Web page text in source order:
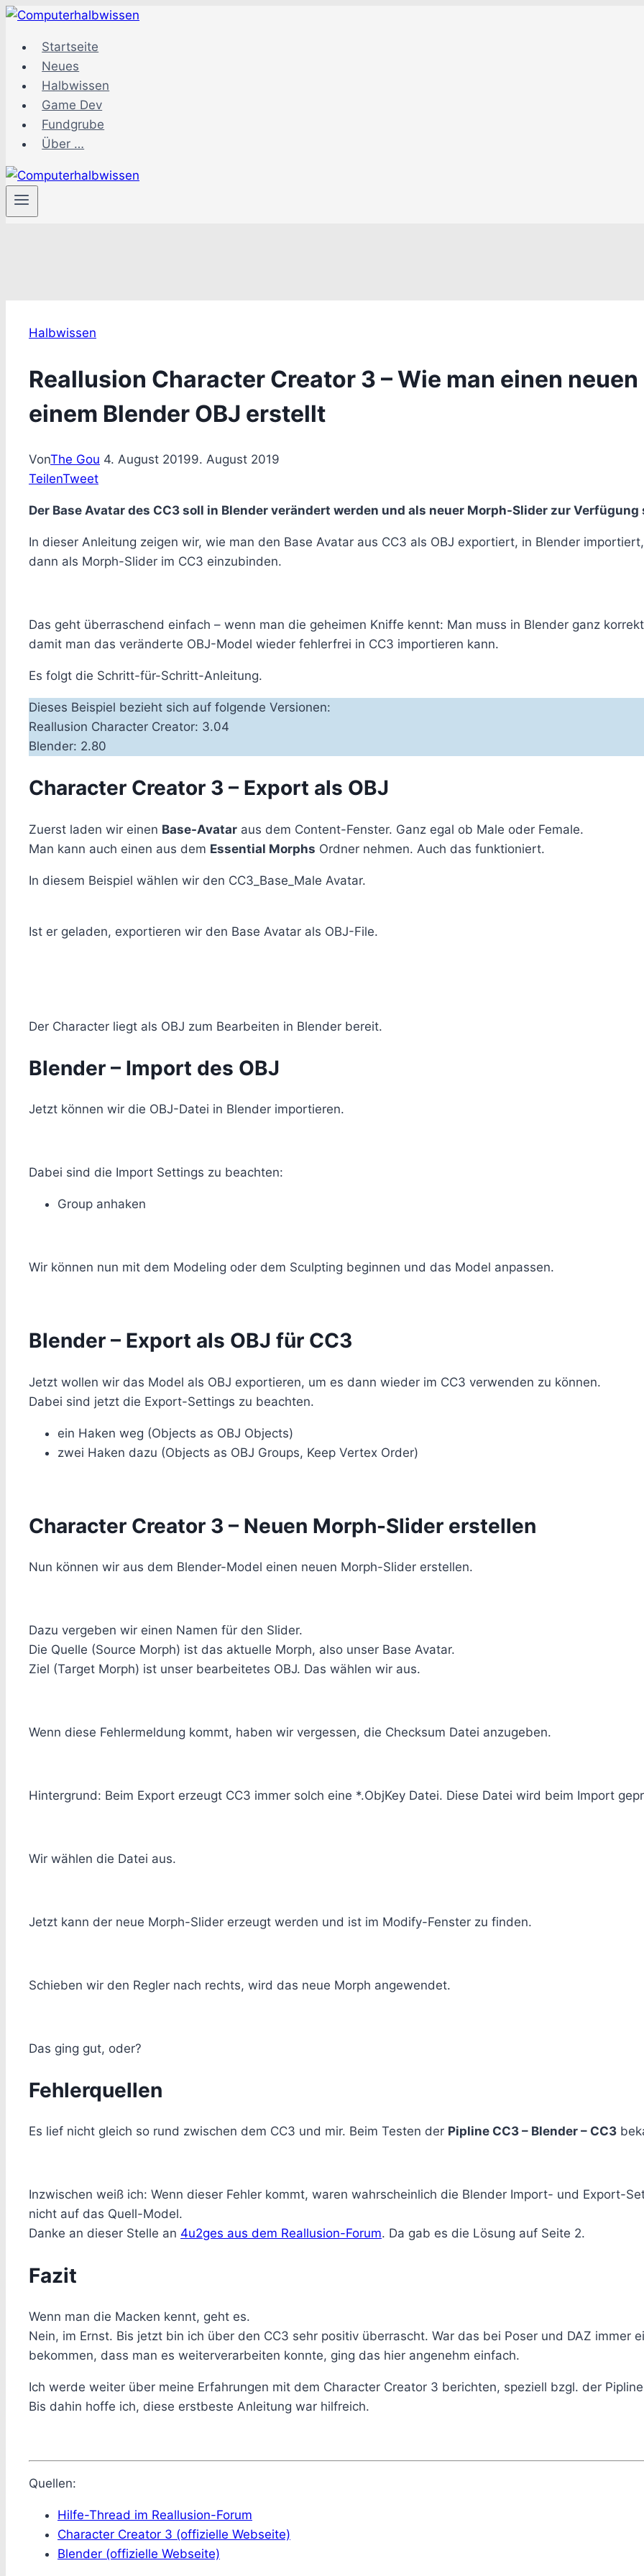
Zum
springenStartseite
Neues
Halbwissen
Game Dev
Fundgrube
Über …
Halbwissen
Reallusion Character Creator 3 – Wie man einen
einem Blender OBJ erstellt
VonThe Gou 4. August 20199. August 2019
TeilenTweet
Der Base Avatar des CC3 soll in Blender verändert werden und als neuer Morph-Slider zur
In dieser Anleitung zeigen wir, wie man den Base Avatar aus CC3 als OBJ exportiert, in Blender
dann als Morph-Slider im CC3 einzubinden.
Das geht überraschend einfach – wenn man die geheimen Kniffe kennt: Man muss in Blender ganz
damit man das veränderte OBJ-Model wieder fehlerfrei in CC3 importieren kann.
Es folgt die Schritt-für-Schritt-Anleitung.
Dieses Beispiel bezieht sich auf folgende Versionen:
Reallusion Character Creator: 3.04
Blender: 2.80
Character Creator 3 – Export als OBJ
Zuerst laden wir einen Base-Avatar aus dem Content-Fenster. Ganz egal ob Male oder Female.
Man kann auch einen aus dem Essential Morphs Ordner nehmen. Auch das funktioniert.
In diesem Beispiel wählen wir den CC3_Base_Male Avatar.
Ist er geladen, exportieren wir den Base Avatar als OBJ-File.
Der Character liegt als OBJ zum Bearbeiten in Blender bereit.
Blender – Import des OBJ
Jetzt können wir die OBJ-Datei in Blender importieren.
Dabei sind die Import Settings zu beachten:
Group anhaken
Wir können nun mit dem Modeling oder dem Sculpting beginnen und das Model anpassen.
Blender – Export als OBJ für CC3
Jetzt wollen wir das Model als OBJ exportieren, um es dann wieder im CC3 verwenden zu können.
Dabei sind jetzt die Export-Settings zu beachten.
ein Haken weg (Objects as OBJ Objects)
zwei Haken dazu (Objects as OBJ Groups, Keep Vertex Order)
Character Creator 3 – Neuen Morph-Slider erstellen
Nun können wir aus dem Blender-Model einen neuen Morph-Slider erstellen.
Dazu vergeben wir einen Namen für den Slider.
Die Quelle (Source Morph) ist das aktuelle Morph, also unser Base Avatar.
Ziel (Target Morph) ist unser bearbeitetes OBJ. Das wählen wir aus.
Wenn diese Fehlermeldung kommt, haben wir vergessen, die Checksum Datei anzugeben.
Hintergrund: Beim Export erzeugt CC3 immer solch eine *.ObjKey Datei. Diese Datei wird beim Import
Wir wählen die Datei aus.
Jetzt kann der neue Morph-Slider erzeugt werden und ist im Modify-Fenster zu finden.
Schieben wir den Regler nach rechts, wird das neue Morph angewendet.
Das ging gut, oder?
Fehlerquellen
Es lief nicht gleich so rund zwischen dem CC3 und mir. Beim Testen der Pipline CC3 – Blender – CC3
Inzwischen weiß ich: Wenn dieser Fehler kommt, waren wahrscheinlich die Blender Import- und Export-
nicht auf das Quell-Model.
Danke an dieser Stelle an 4u2ges aus dem Reallusion-Forum. Da gab es die Lösung auf Seite 2.
Fazit
Wenn man die Macken kennt, geht es.
Nein, im Ernst. Bis jetzt bin ich über den CC3 sehr positiv überrascht. War das bei Poser und DAZ immer
bekommen, dass man es weiterverarbeiten konnte, ging das hier angenehm einfach.
Ich werde weiter über meine Erfahrungen mit dem Character Creator 3 berichten, speziell bzgl. der
Bis dahin hoffe ich, diese erstbeste Anleitung war hilfreich.
Quellen:
Hilfe-Thread im Reallusion-Forum
Character Creator 3 (offizielle Webseite)
Blender (offizielle Webseite)